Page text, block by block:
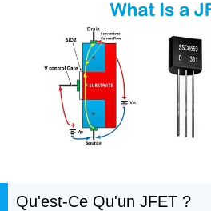
Qu'est-Ce Qu'un JFET ?